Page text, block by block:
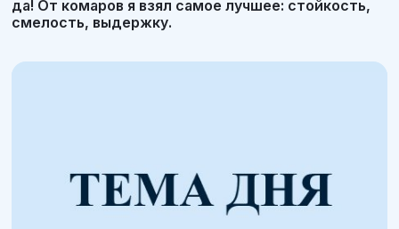
да! От комаров я взял самое лучшее: стойкость,
смелость, выдержку.